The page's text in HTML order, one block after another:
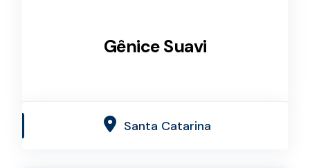
Gênice Suavi
Santa Catarina